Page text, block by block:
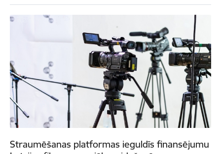
Straumēšanas platformas ieguldīs finansējumu